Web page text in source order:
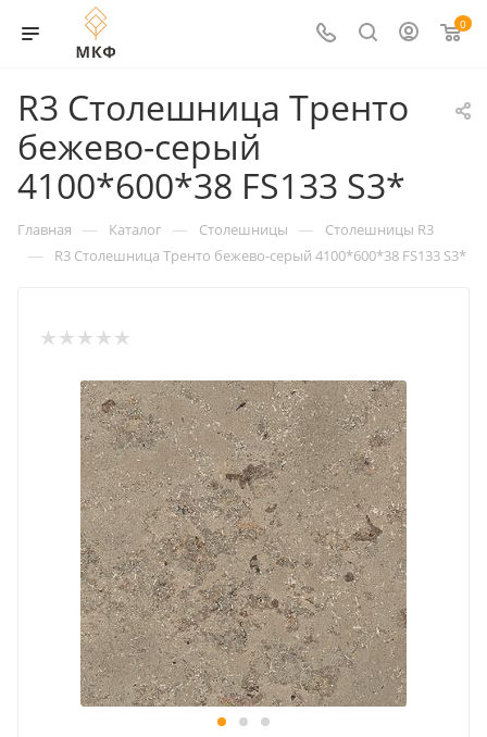
0
R3 Столешница Тренто
бежево-серый
4100*600*38 FS133 S3*
Главная — Каталог — Столешницы — Столешницы R3
— R3 Столешница Тренто бежево-серый 4100*600*38 FS133 S3*